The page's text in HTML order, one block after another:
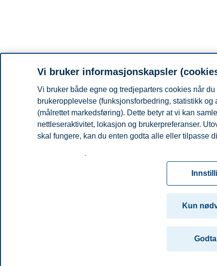
Vi bruker informasjonskapsler
Vi bruker både egne og tredjeparters cookies når
brukeropplevelse (funksjonsforbedring, statistikk
(målrettet markedsføring). Dette betyr at vi kan
nettleseraktivitet, lokasjon og brukerpreferanser.
skal fungere, kan du enten godta alle eller tilpasse
for informasjonskapsler. Du kan når som helst
ved å klikke på «Cookies» nederst på nettsiden vår.
cookie-erklæring
Kun